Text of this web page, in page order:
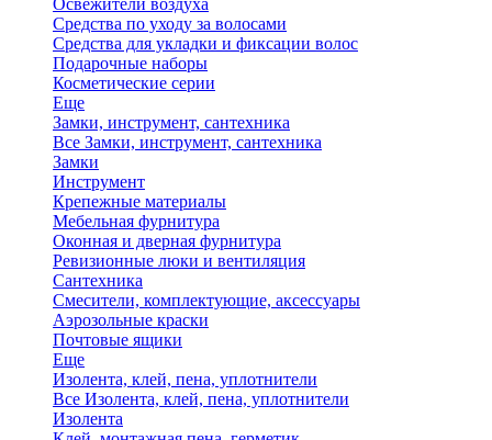
Освежители воздуха
Средства по уходу за волосами
Средства для укладки и фиксации волос
Подарочные наборы
Косметические серии
Еще
Замки, инструмент, сантехника
Все Замки, инструмент, сантехника
Замки
Инструмент
Крепежные материалы
Мебельная фурнитура
Оконная и дверная фурнитура
Ревизионные люки и вентиляция
Сантехника
Смесители, комплектующие, аксессуары
Аэрозольные краски
Почтовые ящики
Еще
Изолента, клей, пена, уплотнители
Все Изолента, клей, пена, уплотнители
Изолента